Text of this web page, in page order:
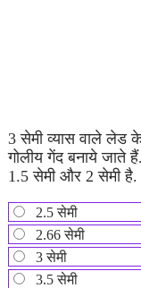
3 सेमी व्यास वाले लेड
गोलीय गेंद बनाये जाते
1.5 सेमी और 2 सेमी
2.5 सेमी
2.66 सेमी
3 सेमी
3.5 सेमी